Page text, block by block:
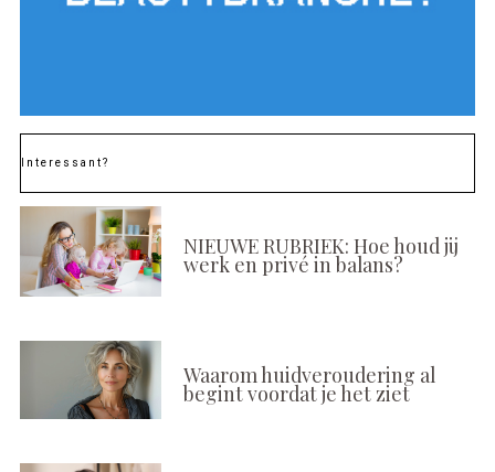
Interessant?
NIEUWE RUBRIEK: Hoe houd jij
werk en privé in balans?
Waarom huidveroudering al
begint voordat je het ziet